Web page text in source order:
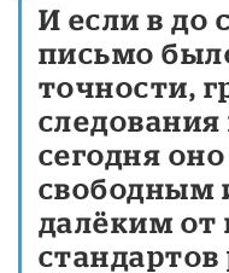
И если в до
письмо
точности,
сегодня
свободным
далёким от
стандартов